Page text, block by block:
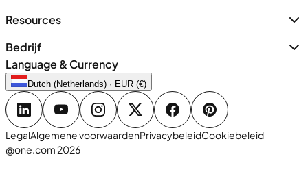
Resources
Bedrijf
Language & Currency
Dutch (Netherlands) · EUR (€)
LegalAlgemene voorwaardenPrivacybeleidCookiebeleid
@one.com 2026